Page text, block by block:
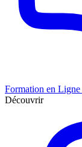
Formation en Ligne
Découvrir